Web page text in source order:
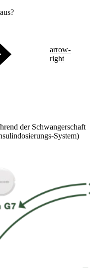
arrow-
right
der Schwangerschaft
System)